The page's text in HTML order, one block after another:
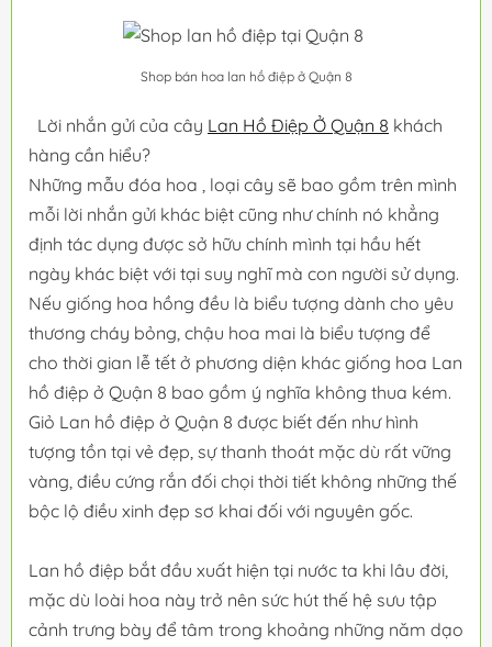
Shop bán hoa lan hồ điệp ở Quận 8
Lời nhắn gửi của cây Lan Hồ Điệp Ở Quận 8 khách
hàng cần hiểu?
Những mẫu đóa hoa , loại cây sẽ bao gồm trên mình
mỗi lời nhắn gửi khác biệt cũng như chính nó khẳng
định tác dụng được sở hữu chính mình tại hầu hết
ngày khác biệt với tại suy nghĩ mà con người sử dụng.
Nếu giống hoa hồng đều là biểu tượng dành cho yêu
thương cháy bỏng, chậu hoa mai là biểu tượng để
cho thời gian lễ tết ở phương diện khác giống hoa Lan
hồ điệp ở Quận 8 bao gồm ý nghĩa không thua kém.
Giỏ Lan hồ điệp ở Quận 8 được biết đến như hình
tượng tồn tại vẻ đẹp, sự thanh thoát mặc dù rất vững
vàng, điều cứng rắn đối chọi thời tiết không những thế
bộc lộ điều xinh đẹp sơ khai đối với nguyên gốc.
Lan hồ điệp bắt đầu xuất hiện tại nước ta khi lâu đời,
mặc dù loài hoa này trở nên sức hút thế hệ sưu tập
cảnh trưng bày để tâm trong khoảng những năm dạo